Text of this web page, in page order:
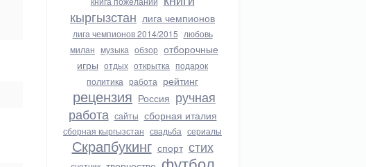
кыргызстан лига чемпионов
лига чемпионов 2014/2015 любовь
милан музыка обзор отборочные
игры отдых открытка подарок
политика работа рейтинг
рецензия Россия ручная
работа сайты сборная италия
сборная кыргызстан свадьба сериалы
Скрапбукинг спорт стих